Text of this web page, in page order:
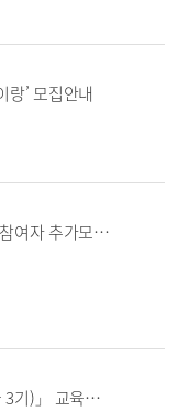
’ 모집안내
2026년 사회적 배려 대상자 찾아가는 돌잔치 참여자 추가모집 공고(도서·벽지)
2026년 「국가유산교육 전문가 양성과정(3급 3기)」 교육생 선정 결과 안내